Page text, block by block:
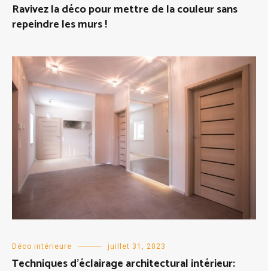
Ravivez la déco pour mettre de la couleur sans
repeindre les murs !
Déco intérieure juillet 31, 2023
Techniques d’éclairage architectural intérieur: